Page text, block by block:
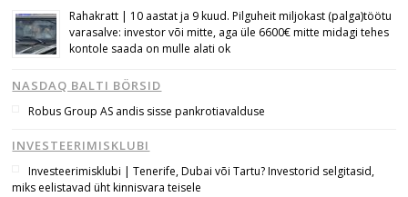
Rahakratt | 10 aastat ja 9 kuud. Pilguheit miljokast (palga)töötu
varasalve: investor või mitte, aga üle 6600€ mitte midagi tehes
kontole saada on mulle alati ok
NASDAQ BALTI BÖRSID
Robus Group AS andis sisse pankrotiavalduse
INVESTEERIMISKLUBI
Investeerimisklubi | Tenerife, Dubai või Tartu? Investorid selgitasid,
miks eelistavad üht kinnisvara teisele